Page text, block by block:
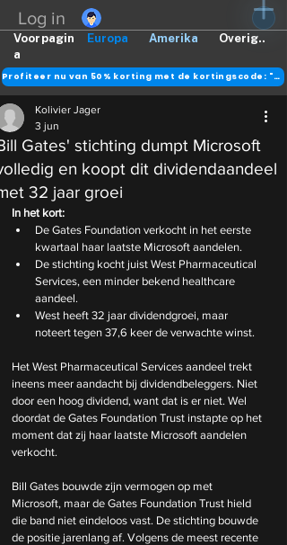
Log in
Europa Amerika Overig..
Voorpagin
a
Profiteer nu van 50% korting met de kortingscode: "DANK"
Gates' stichting dumpt Microsoft
en koopt dit dividendaandeel
32 jaar groei
Kolivier Jager
3 jun
In het kort:
De Gates Foundation verkocht in het eerste
kwartaal haar laatste Microsoft aandelen.
De stichting kocht juist West Pharmaceutical
Services, een minder bekend healthcare
aandeel.
West heeft 32 jaar dividendgroei, maar
noteert tegen 37,6 keer de verwachte winst.
Het West Pharmaceutical Services aandeel trekt
ineens meer aandacht bij dividendbeleggers. Niet
door een hoog dividend, want dat is er niet. Wel
doordat de Gates Foundation Trust instapte op het
moment dat zij haar laatste Microsoft aandelen
verkocht.
Bill Gates bouwde zijn vermogen op met
Microsoft, maar de Gates Foundation Trust hield
die band niet eindeloos vast. De stichting bouwde
de positie jarenlang af. Volgens de meest recente